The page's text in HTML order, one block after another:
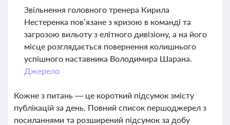
Звільнення головного тренера Кирила
Нестеренка пов’язане з кризою в команді та
загрозою вильоту з елітного дивізіону, а на його
місце розглядається повернення колишнього
успішного наставника Володимира Шарана.
Джерело
Кожне з питань — це короткий підсумок змісту
публікацій за день. Повний список першоджерел з
посиланнями та розширений підсумок за добу